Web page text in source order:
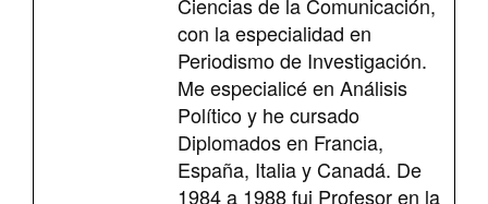
Ciencias de la Comunicación,
con la especialidad en
Periodismo de Investigación.
Me especialicé en Análisis
Político y he cursado
Diplomados en Francia,
España, Italia y Canadá. De
1984 a 1988 fui Profesor en la